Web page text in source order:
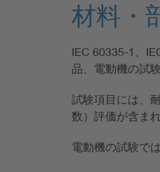
材料・
IEC 60335-1、
品、電動機の試
試験項目には、
数）評価が含ま
電動機の試験で